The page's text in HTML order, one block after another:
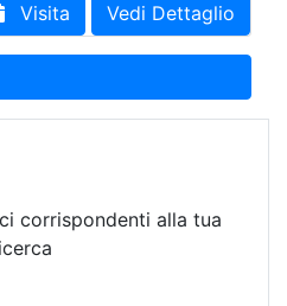
Visita
Vedi Dettaglio
corrispondenti alla tua